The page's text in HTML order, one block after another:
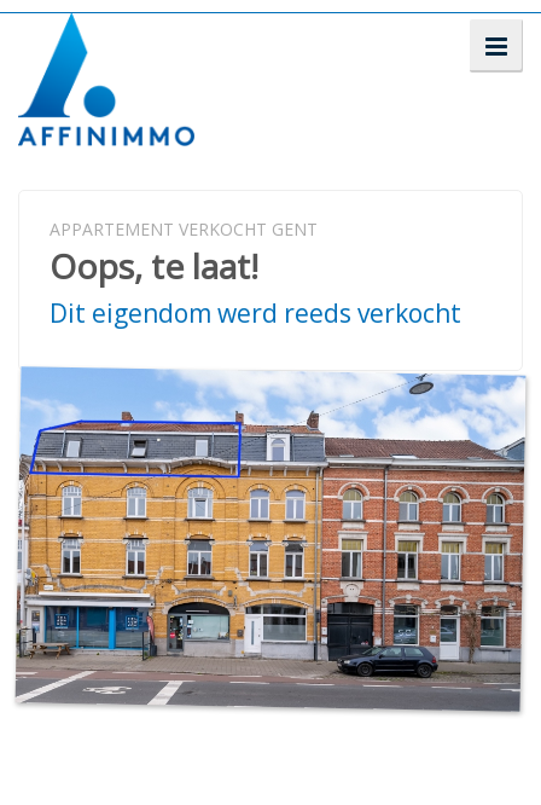
APPARTEMENT VERKOCHT GENT
Oops, te laat!
Dit eigendom werd reeds verkocht